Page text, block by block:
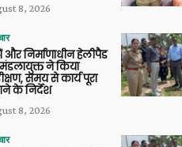
8, 2026
और निर्माणाधीन हेलीपैड
ने किया
समय से कार्य पूरा
के निर्देश
8, 2026